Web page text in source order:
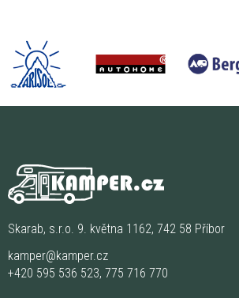
Skarab, s.r.o. 9. května 1162, 742 58 Příbor
kamper@kamper.cz
+420 595 536 523, 775 716 770